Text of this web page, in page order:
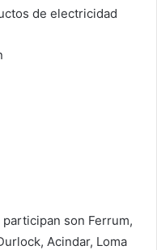
de electricidad
son Ferrum,
Acindar, Loma